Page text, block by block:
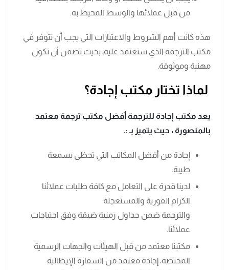
من قبل عملائها والوسط المحيط به.
هذه كانت أهم الشروط والاعتبارات التي يجب أن تتوفر في
مكتب الترجمة الذي ستعتمد عليه، بحيث تضمن أن تكون
مهنية وموثوقة.
لماذا تختار مكتب إجادة؟
يعد مكتب إجادة للترجمة أفضل مكتب ترجمة معتمد
بالمنصورة ، حيث يتميز بـ :.
إجادة من أفضل المكاتب التي تحظى بسمعة
طيبة.
لدينا قدرة على التعامل مع كافة طلبات عملائنا
الكرام الفورية والمستعجلة
والترجمة ضمن جداول زمنية ضيقة وفق احتياجات
عملائنا.
مكتبنا معتمد من قبل الهيئات والجهات الرسمية
المختصة، إجادة معتمد من السفارة الإيطالية